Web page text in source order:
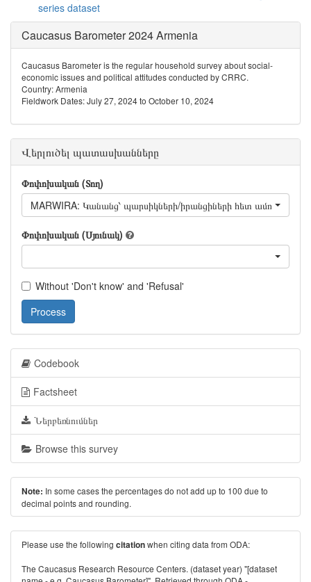
series dataset
Caucasus Barometer 2024 Armenia
Caucasus Barometer is the regular household survey about social-
economic issues and political attitudes conducted by CRRC.
Country: Armenia
Fieldwork Dates: July 27, 2024 to October 10, 2024
Վերլուծել պատասխանները
Փոփոխական (Տող)
MARWIRA: Կանանց՝ պարսիկների/իրանցիների հետ
Փոփոխական (Սյունակ)
Without 'Don't know' and 'Refusal'
Process
Codebook
Factsheet
Ներբեռնումներ
Browse this survey
Note: In some cases the percentages do not add up to 100 due to
decimal points and rounding.
Please use the following citationwhen citing data from ODA:
The Caucasus Research Resource Centers. (dataset year) "[dataset